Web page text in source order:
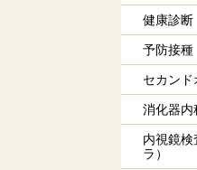
健康診断
予防接種
セカンド
消化器内
内視鏡検
ラ）